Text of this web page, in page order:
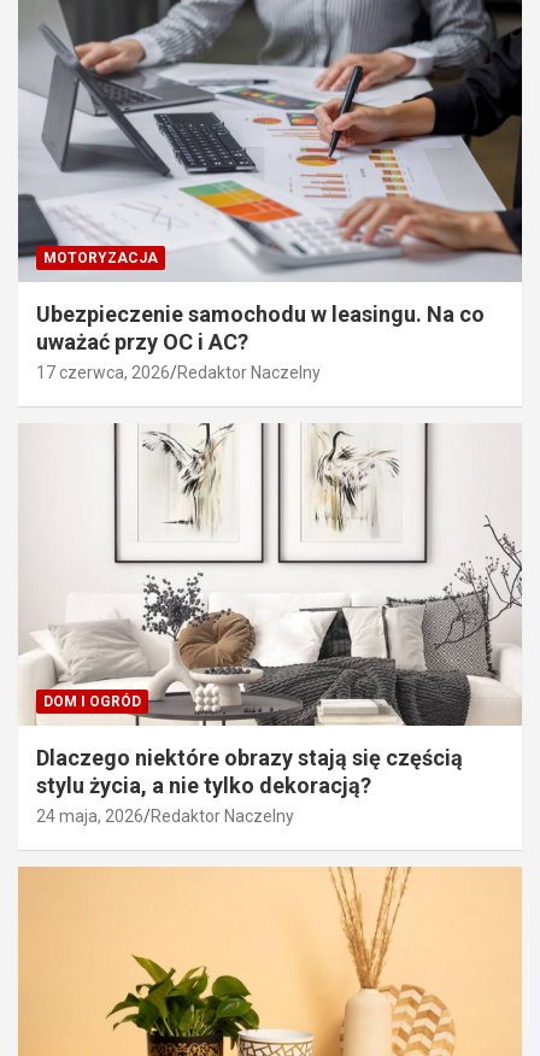
MOTORYZACJA
Ubezpieczenie samochodu w leasingu. Na co
uważać przy OC i AC?
17 czerwca, 2026 Redaktor Naczelny
DOM I OGRÓD
Dlaczego niektóre obrazy stają się częścią
stylu życia, a nie tylko dekoracją?
24 maja, 2026 Redaktor Naczelny